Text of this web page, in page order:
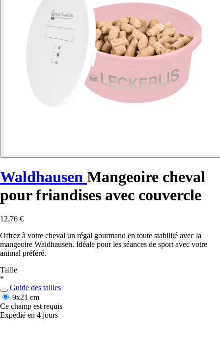
Waldhausen Mangeoire cheval
pour friandises avec couvercle
12,76 €
Offrez à votre cheval un régal gourmand en toute stabilité avec la
mangeoire Waldhausen. Idéale pour les séances de sport avec votre
animal préféré.
Taille
*
Guide des tailles
9x21 cm
Ce champ est requis
Expédié en 4 jours